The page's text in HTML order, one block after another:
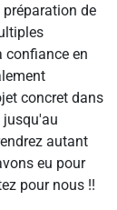
de
confiance en
concret dans
jusqu'au
autant
eu pour
pour nous !!